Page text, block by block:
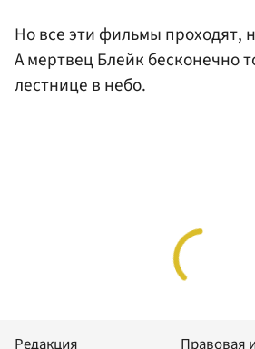
Но все эти фильмы проходят,
А мертвец Блейк бесконечно
лестнице в небо.